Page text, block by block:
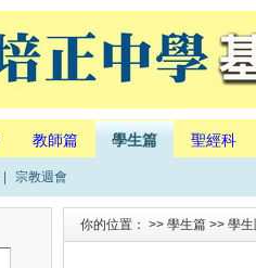
教師篇 學生篇 聖經科
宗教週會
你的位置： >> 學生篇 >> 學